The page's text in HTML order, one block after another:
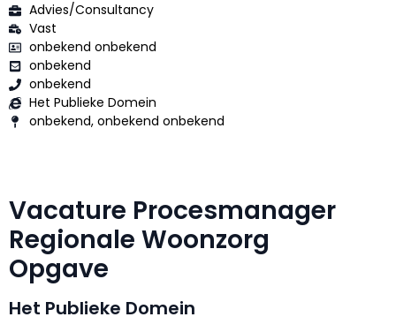
Advies/Consultancy
Vast
onbekend onbekend
onbekend
onbekend
Het Publieke Domein
onbekend, onbekend onbekend
Vacature Procesmanager
Regionale Woonzorg
Opgave
Het Publieke Domein